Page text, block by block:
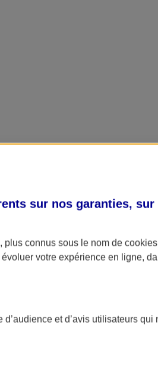
sur nos garanties, sur
plus connus sous le nom de cookies
votre expérience en ligne,
d’audience et d’avis utilisateurs